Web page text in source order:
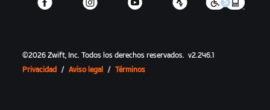
©2026 Zwift, Inc.Todos los derechos reservados. v2.246.1
Privacidad
/ Aviso legal / Términos